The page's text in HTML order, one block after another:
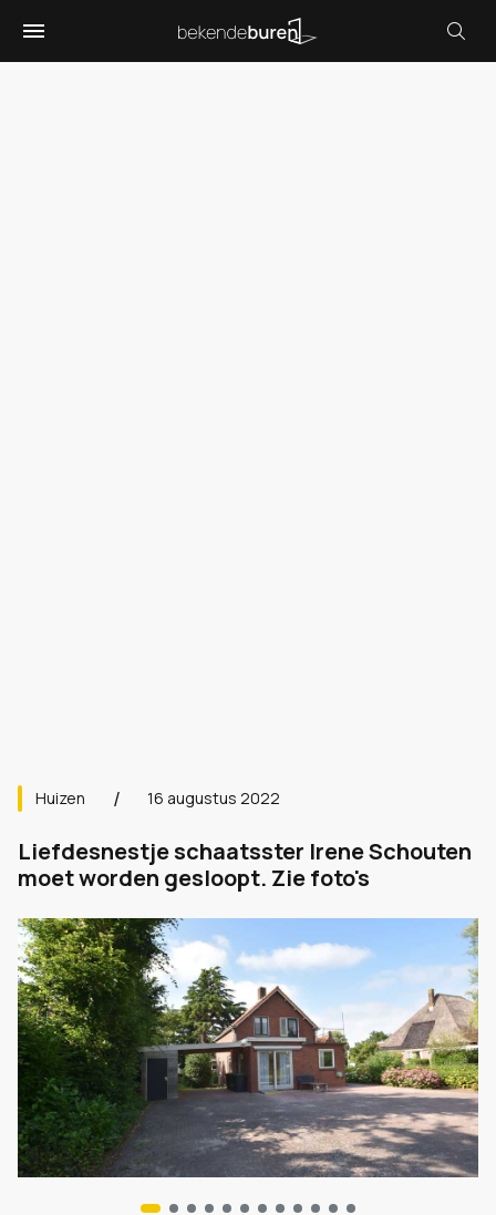
Huizen 16 augustus 2022
Liefdesnestje schaatsster Irene Schouten
moet worden gesloopt. Zie foto's